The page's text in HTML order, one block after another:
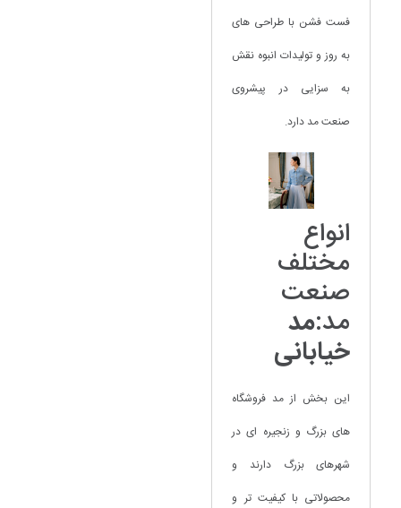
فست فشن با طراحی های
به روز و تولیدات انبوه نقش
به سزایی در پیشروی
صنعت مد دارد.
انواع
مختلف
صنعت
مد:مد
خیابانی
این بخش از مد فروشگاه
های بزرگ و زنجیره ای در
شهرهای بزرگ دارند و
محصولاتی با کیفیت تر و